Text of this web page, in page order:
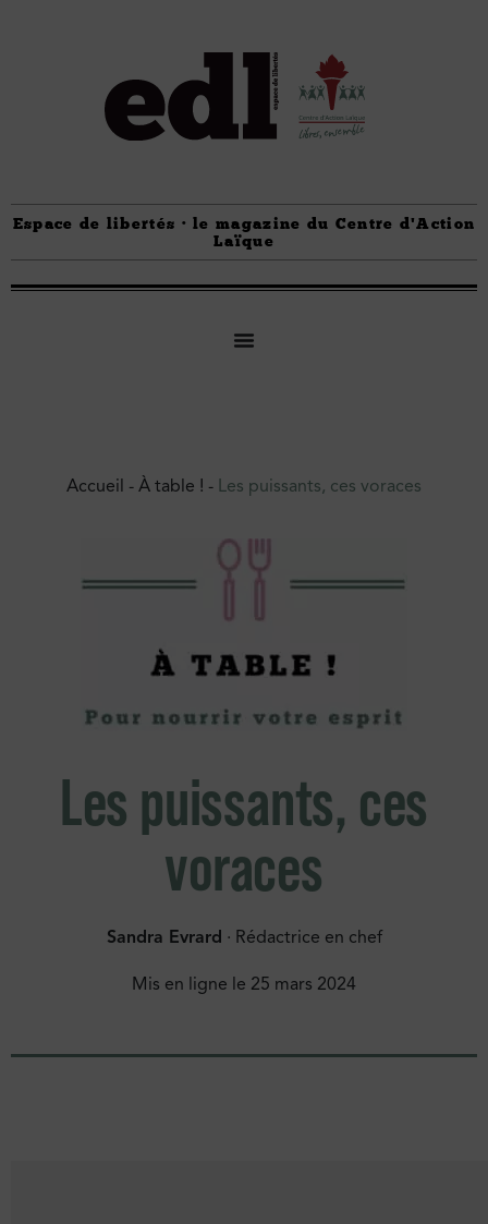
Espace de libertés · le magazine du Centre d'Action
Laïque
Accueil - À table ! - Les puissants, ces voraces
Les puissants, ces
voraces
Sandra Evrard · Rédactrice en chef
Mis en ligne le 25 mars 2024